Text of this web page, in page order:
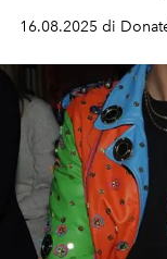
16.08.2025 di